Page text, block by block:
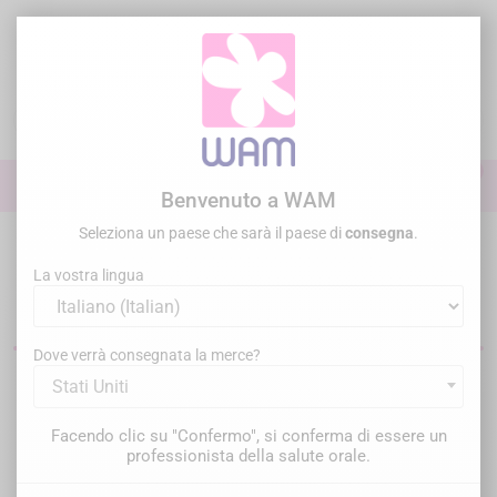
Trattamento Conservativo
Materiale per il restauro dentale
Benvenuto a WAM
Seleziona un paese che sarà il paese diconsegna.
La vostra lingua
Dove verrà consegnata la merce?
Stati Uniti
Facendo clic su "Confermo", si conferma di essere un
professionista della salute orale.